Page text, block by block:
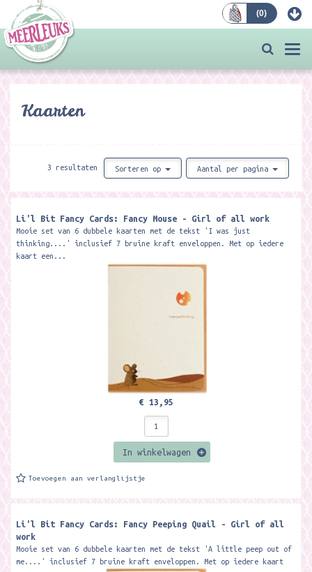
(0)
Kaarten
3 resultaten Sorteren op Aantal per pagina
Li'l Bit Fancy Cards: Fancy Mouse - Girl of all work
Mooie set van 6 dubbele kaarten met de tekst 'I was just
thinking....' inclusief 7 bruine kraft enveloppen. Met op iedere
kaart een...
€ 13,95
In winkelwagen
Toevoegen aan verlanglijstje
Li'l Bit Fancy Cards: Fancy Peeping Quail - Girl of all
work
Mooie set van 6 dubbele kaarten met de tekst 'A little peep out of
me....' inclusief 7 bruine kraft enveloppen. Met op iedere kaart